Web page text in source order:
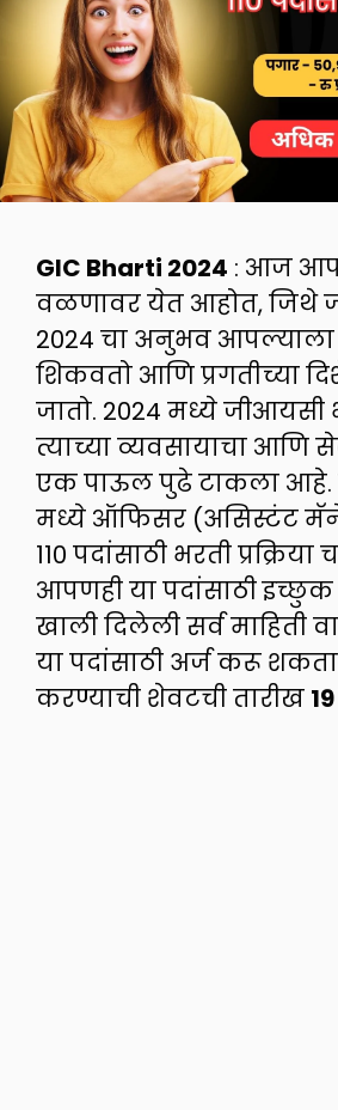
GIC Bharti 2024 : आज
वळणावर येत आहोत, जिथे
2024 चा अनुभव
शिकवतो आणि प्रगतीच्या
जातो. 2024 मध्ये जीआयसी
त्याच्या व्यवसायाचा आणि
एक पाऊल पुढे टाकला आहे.
मध्ये ऑफिसर (असिस्टंट
110 पदांसाठी भरती
आपणही या पदांसाठी
खाली दिलेली सर्व माहिती
या पदांसाठी अर्ज करू
करण्याची शेवटची तारीख